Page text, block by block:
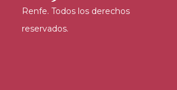
Renfe. Todos los derechos
reservados.